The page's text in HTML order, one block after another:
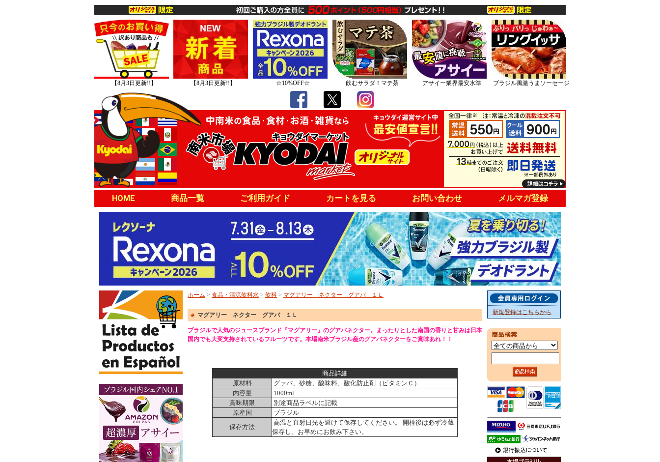
【8月3日更新!!】 【8月3日更新!!】 ☆10%OFF☆ 飲むサラダ！マテ茶 アサイー業界最安水準 ブラジル風激うまソーセージ
HOME 商品一覧 ご利用ガイド カートを見る お問い合わせ メルマガ登録
ホーム > 食品・清涼飲料水 > 飲料 > マグアリー ネクター グアバ １Ｌ
マグアリー ネクター グアバ １Ｌ
ブラジルで人気のジュースブランド『マグアリー』のグアバネクター。まったりとした南国の香りと甘みは日本
国内でも大変支持されているフルーツです。本場南米ブラジル産のグアバネクターをご賞味あれ！！
商品詳細
原材料
グァバ、砂糖、酸味料、酸化防止剤（ビタミンＣ）
内容量
1000ml
賞味期限
別途商品ラベルに記載
原産国
ブラジル
保存方法
高温と直射日光を避けて保存してください。 開栓後は必ず冷蔵
保存し、お早めにお飲み下さい。
新規登録はこちらから